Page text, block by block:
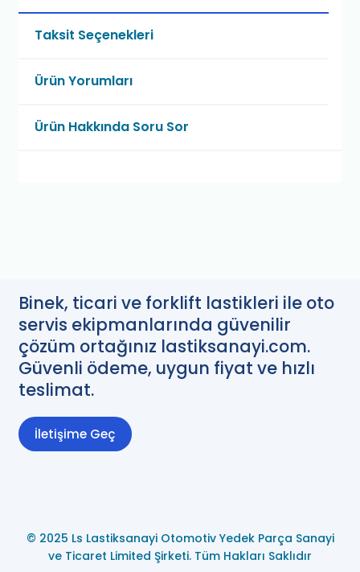
Taksit Seçenekleri
Ürün Yorumları
Ürün Hakkında Soru Sor
Binek, ticari ve forklift lastikleri ile oto
servis ekipmanlarında güvenilir
çözüm ortağınız lastiksanayi.com.
Güvenli ödeme, uygun fiyat ve hızlı
teslimat.
İletişime Geç
© 2025 Ls Lastiksanayi Otomotiv Yedek Parça Sanayi
ve Ticaret Limited Şirketi. Tüm Hakları Saklıdır